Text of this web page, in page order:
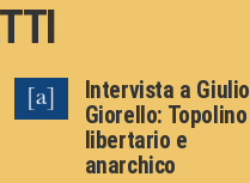
Intervista a Giulio
Giorello: Topolino
libertario e
anarchico